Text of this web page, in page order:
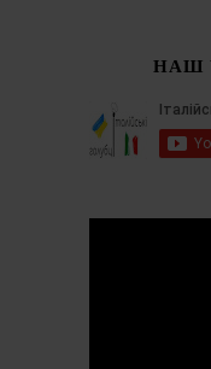
НАШ